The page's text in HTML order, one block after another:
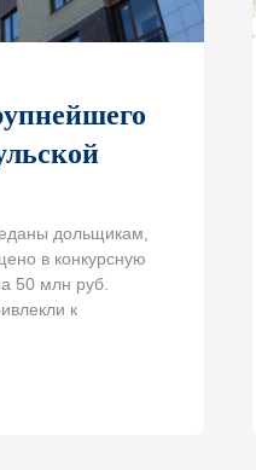
дольщикам,
в конкурсную
50 млн руб.
к